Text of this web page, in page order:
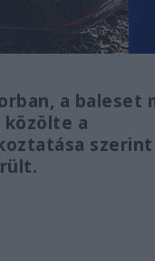
a baleset
a
szerint